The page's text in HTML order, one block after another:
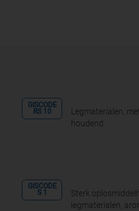
GISCODE
RS 10
Legmaterialen,
houdend
GISCODE
S 1
Sterk
legmaterialen,